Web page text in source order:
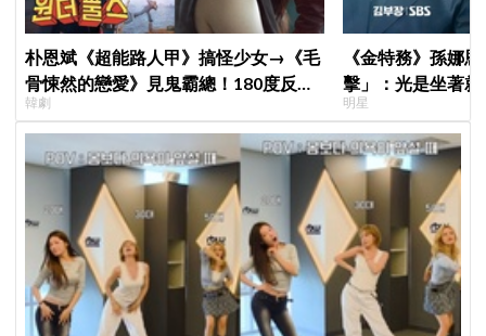
朴恩斌《超能路人甲》搞怪少女→《毛
骨悚然的戀愛》見鬼霸總！180度反差
演技獲讚「信看演員」
韓劇
《金特務》孫娜
擊」：光是坐著
明星